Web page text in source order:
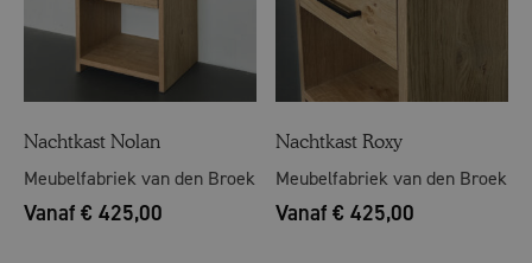
Nachtkast Nolan
Meubelfabriek van den Broek
Vanaf € 425,00
Nachtkast Roxy
Meubelfabriek van den Broek
Vanaf € 425,00